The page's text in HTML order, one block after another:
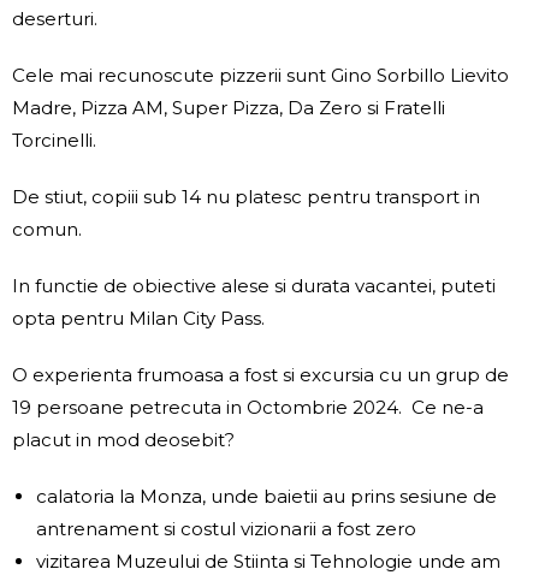
deserturi.
Cele mai recunoscute pizzerii sunt Gino Sorbillo Lievito
Madre, Pizza AM, Super Pizza, Da Zero si Fratelli
Torcinelli.
De stiut, copiii sub 14 nu platesc pentru transport in
comun.
In functie de obiective alese si durata vacantei, puteti
opta pentru Milan City Pass.
O experienta frumoasa a fost si excursia cu un grup de
19 persoane petrecuta in Octombrie 2024. Ce ne-a
placut in mod deosebit?
calatoria la Monza, unde baietii au prins sesiune de
antrenament si costul vizionarii a fost zero
vizitarea Muzeului de Stiinta si Tehnologie unde am